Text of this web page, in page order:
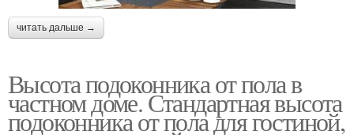
читать дальше →
Высота подоконника от пола в
частном доме. Стандартная высота
подоконника от пола для гостиной,